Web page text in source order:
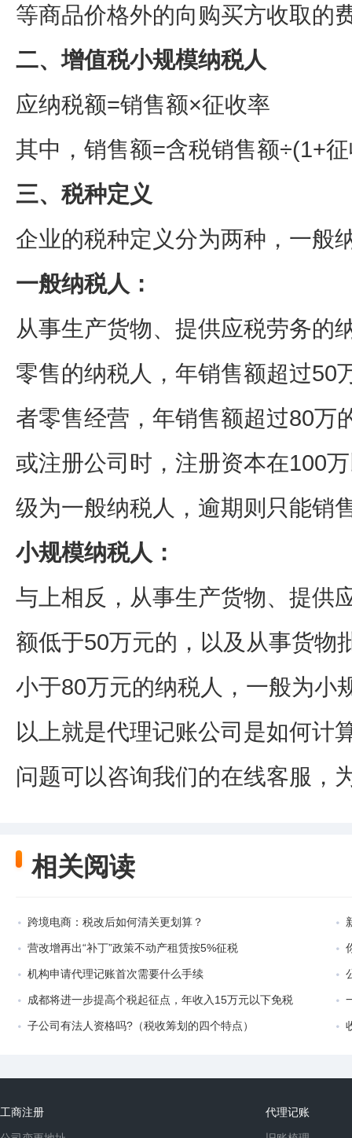
等商品价格外的向购买方收取的
二、增值税小规模纳税人
应纳税额=销售额×征收率
其中，销售额=含税销售额÷(1+
三、税种定义
企业的税种定义分为两种，一般
一般纳税人：
从事生产货物、提供应税劳务的
零售的纳税人，年销售额超过50
者零售经营，年销售额超过80万
或注册公司时，注册资本在100
级为一般纳税人，逾期则只能销
小规模纳税人：
与上相反，从事生产货物、提供
额低于50万元的，以及从事货物
小于80万元的纳税人，一般为小
以上就是代理记账公司是如何计
问题可以咨询我们的在线客服，
相关阅读
跨境电商：税改后如何清关更划算？
营改增再出“补丁”政策不动产租赁按5%征税
机构申请代理记账首次需要什么手续
成都将进一步提高个税起征点，年收入15万元以下免税
子公司有法人资格吗?（税收筹划的四个特点）
工商注册 代理记账